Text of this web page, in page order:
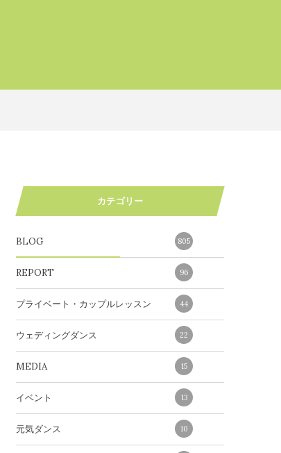
カテゴリー
BLOG 805
REPORT 96
プライベート・カップルレッスン 44
ウェディングダンス 22
MEDIA 15
イベント 13
元気ダンス 10